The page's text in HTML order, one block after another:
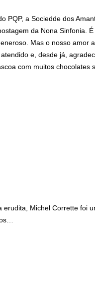
PQP, a Sociedde dos
da Nona Sinfonia.
Mas o nosso amor
e, desde já,
com muitos chocolates
Michel Corrette foi